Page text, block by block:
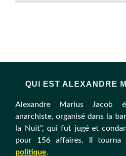
QUI EST ALEXANDRE
Alexandre Marius Jacob
anarchiste, organisé dans la
la Nuit", qui fut jugé et
pour 156 affaires. Il tourna
politique.